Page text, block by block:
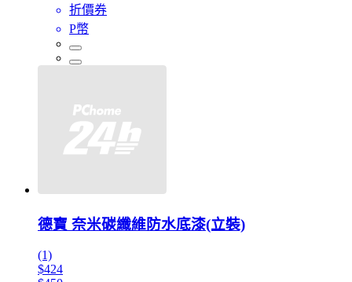
折價券
P幣
德寶 奈米碳纖維防水底漆(立裝)
(1)
$424